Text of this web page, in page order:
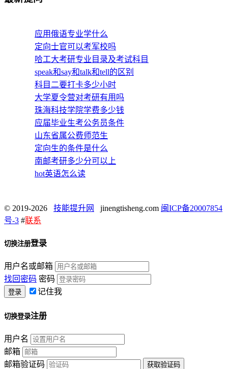
应用俄语专业学什么
定向士官可以考军校吗
哈工大考研专业目录及考试科目
speak和say和talk和tell的区别
科目二要打卡多少小时
大学夏令营对考研有用吗
珠海科技学院学费多少钱
应届毕业生考公务员条件
山东省属公费师范生
定向生的条件是什么
南邮考研多少分可以上
hot英语怎么读
© 2019-2026 技能提升网 jinengtisheng.com 闽ICP备20007854
号-3 #联系
切换注册登录
用户名或邮箱
找回密码 密码
记住我
切换登录注册
用户名
邮箱
邮箱验证码